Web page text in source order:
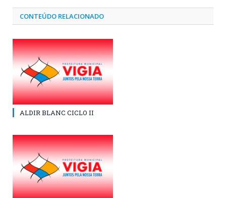
CONTEÚDO RELACIONADO
ALDIR BLANC CICLO II